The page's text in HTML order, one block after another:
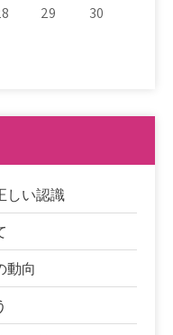
29
30
しい認識
動向